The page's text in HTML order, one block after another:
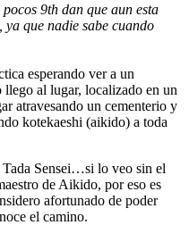
9th dan que aun esta
que nadie sabe cuando
esperando ver a un
llego al lugar, localizado en un
atravesando un cementerio y
kotekaeshi (aikido) a toda
Sensei…si lo veo sin el
de Aikido, por eso es
afortunado de poder
el camino.